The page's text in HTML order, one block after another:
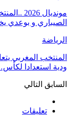
الصيباري و بوعدي
الرياضة
المنتخب المغربي
ودية استعدادا
السابق التالي
تعليقات